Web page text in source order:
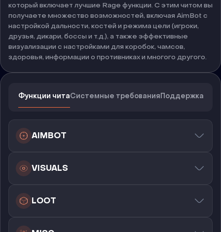
который включает лучшие Rage функции. С этим читом вы
получаете множество возможностей, включая AimBot с
настройкой дальности, костей и режима цели (игроки,
друзья, дикари, боссы и т.д.), а также эффективные
визуализации с настройками для коробок, чамсов,
здоровья, информации о противниках и многого другого.
Функции читаСистемные требованияПоддержка
AIMBOT
VISUALS
LOOT